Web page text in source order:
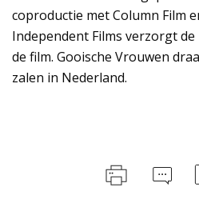
coproductie met Column Film
Independent Films verzorgt
de film. Gooische Vrouwen
zalen in Nederland.